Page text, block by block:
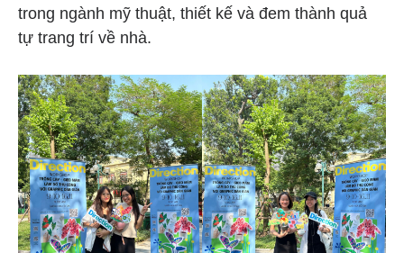
trong ngành mỹ thuật, thiết kế và đem thành quả
tự trang trí về nhà.